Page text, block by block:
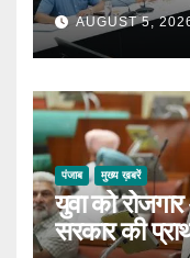
AUGUST 5,
पंजाब मुख्य ख़बरें
युवा को
सरकार की